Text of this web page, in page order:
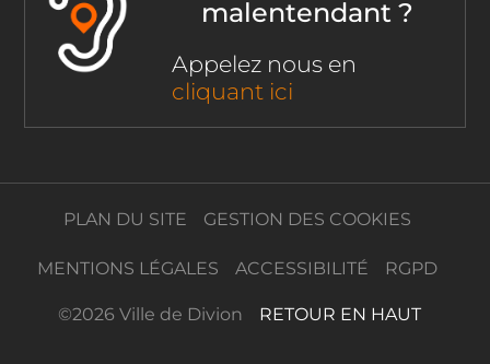
malentendant ?
Appelez nous en
cliquant ici
PLAN DU SITE GESTION DES COOKIES
MENTIONS LÉGALES ACCESSIBILITÉ RGPD
©2026 Ville de Divion RETOUR EN HAUT